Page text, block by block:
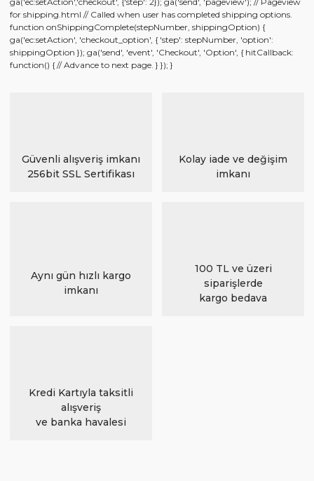
for shipping.html // Called when user has completed shipping options.
function onShippingComplete(stepNumber, shippingOption) {
ga('ec:setAction', 'checkout_option', { 'step': stepNumber, 'option':
shippingOption }); ga('send', 'event', 'Checkout', 'Option', { hitCallback:
function() { // Advance to next page. } }); }
Güvenli alışveriş imkanı
256bit SSL Sertifikası
Kolay iade ve değişim
imkanı
Aynı gün hızlı kargo
imkanı
100 TL ve üzeri
siparişlerde
kargo bedava
Kredi Kartıyla taksitli
alışveriş
ve banka havalesi